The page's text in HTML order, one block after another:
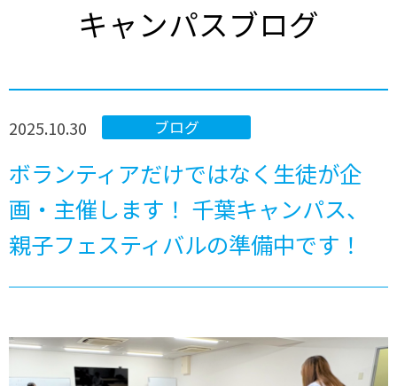
キャンパスブログ
ブログ
2025.10.30
ボランティアだけではなく生徒が企
画・主催します！ 千葉キャンパス、
親子フェスティバルの準備中です！